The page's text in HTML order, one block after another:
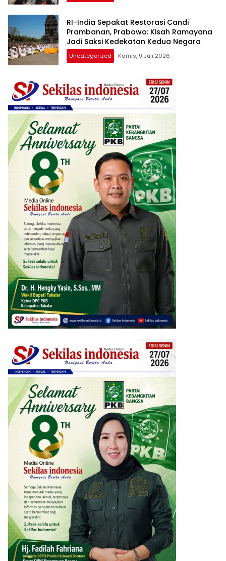
RI-India Sepakat Restorasi Candi
Prambanan, Prabowo: Kisah Ramayana
Jadi Saksi Kedekatan Kedua Negara
Uncategorized Kamis, 9 Juli 2026